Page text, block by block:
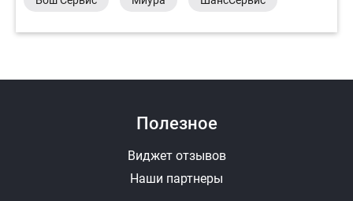
Полезное
Виджет отзывов
Наши партнеры